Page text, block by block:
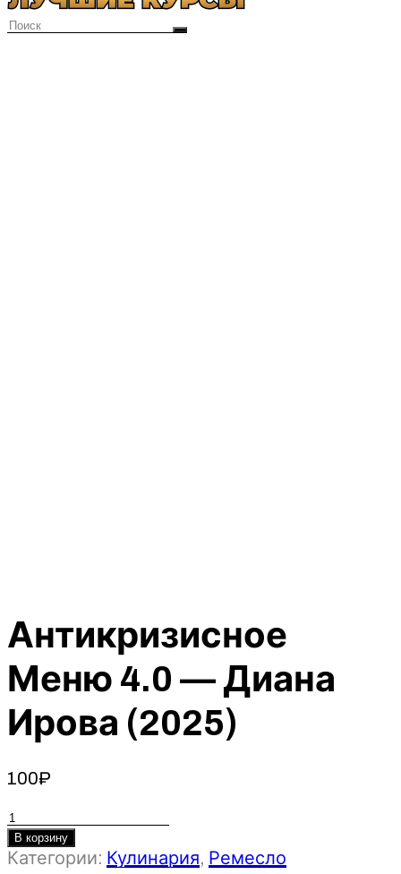
Антикризисное
Меню 4.0 — Диана
Ирова (2025)
100₽
Количество
товара
Антикризисное
В корзину
Категории: Кулинария, Ремесло